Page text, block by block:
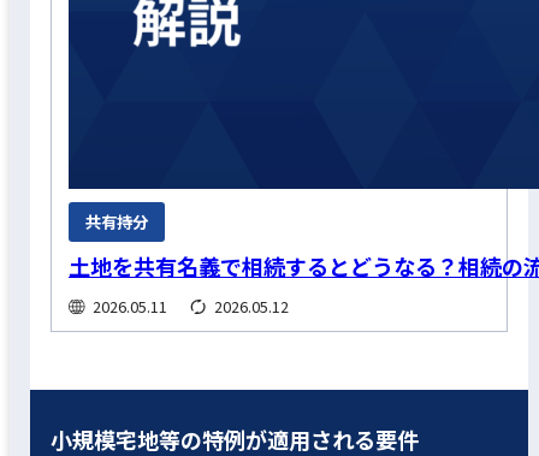
共有持分
土地を共有名義で相続するとどうなる？相続の
2026.05.11 2026.05.12
小規模宅地等の特例が適用される要件